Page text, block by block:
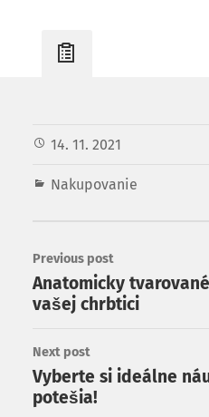
14. 11. 2021
Nakupovanie
Previous post
Anatomicky
vašej chrbtici
Next post
Vyberte si ideálne
potešia!